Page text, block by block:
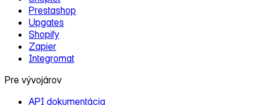
Prestashop
Upgates
Shopify
Zapier
Integromat
Pre vývojárov
API dokumentácia